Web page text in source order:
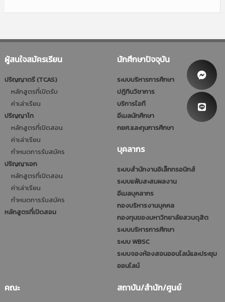
ผู้สนใจสมัครเรียน
ปริญญาตรี (TCAS)
หลักสูตรที่เปิดรับ
ค่าเล่าเรียน
ปริญญาโท
หลักสูตรที่เปิดสอน
ค่าเล่าเรียน
กำหนดการรับสมัคร
ปริญญาเอก
หลักสูตรที่เปิดสอน
ค่าเล่าเรียน
กำหนดการรับสมัคร
หลักสูตรที่เปิดสอน
นักศึกษาปัจจุบัน
ระบบบริหารการศึกษา
ปฎิทินวิชาการ
บริการไอที
อีเมลนักศึกษา
กยศ.และทุนการศึกษา
บุคลากร
ระบบสำนักงานอิเล็กทรอนิกส์
ระบบแฟ้มสะสมผลงาน
อีเมลบุคลากร
กองบริหารงานบุคคล
กองทุนของมหาวิทยาลัยสวนดุสิต
ระบบบริหารการศึกษา
ระบบ WBSC
ระบบจองห้องสอนออนไลน์และประชุม
ออนไลน์
คณะ สถาบัน/สำนัก/ศูนย์